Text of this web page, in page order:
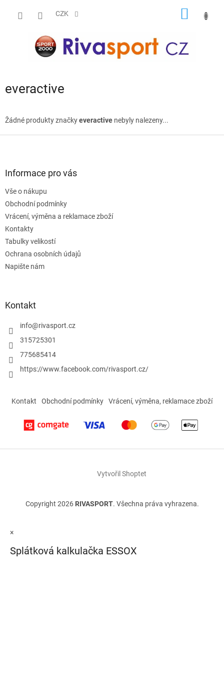
CZK
everactive
Žádné produkty značkyeveractive nebyly nalezeny...
Informace pro vás
Vše o nákupu
Obchodní podmínky
Vrácení, výměna a reklamace zboží
Kontakty
Tabulky velikostí
Ochrana osobních údajů
Napište nám
Kontakt
info@rivasport.cz
315725301
775685414
https://www.facebook.com/rivasport.cz/
Kontakt Obchodní podmínky Vrácení, výměna, reklamace zboží
Vytvořil Shoptet
Copyright 2026 RIVASPORT. Všechna práva vyhrazena.
×
Splátková kalkulačka ESSOX